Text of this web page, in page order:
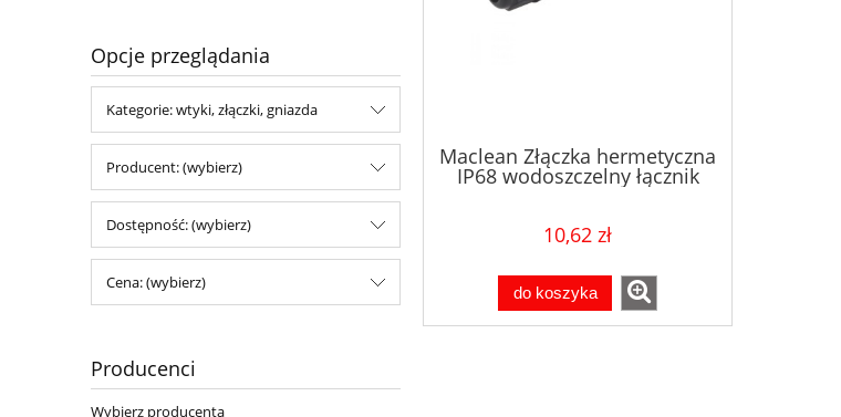
Opcje przeglądania
Kategorie: wtyki, złączki, gniazda
Producent: (wybierz)
Dostępność: (wybierz)
Cena: (wybierz)
Producenci
Wybierz producenta
Maclean Złączka hermetyczna
IP68 wodoszczelny łącznik
przewodów elektrycznych
10,62 zł
do koszyka